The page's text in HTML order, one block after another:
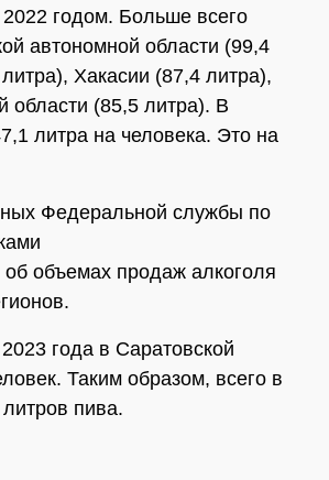
годом. Больше всего
автономной области (99,4
Хакасии (87,4 литра),
области (85,5 литра). В
литра на человека. Это на
Федеральной службы по
объемах продаж алкоголя
года в Саратовской
Таким образом, всего в
пива.